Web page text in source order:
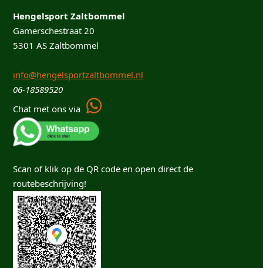
Hengelsport Zaltbommel
Gamerschestraat 20
5301 AS Zaltbommel
info@hengelsportzaltbommel.nl
06-18589520
Chat met ons via
Scan of klik op de QR code en open direct de
routebeschrijving!